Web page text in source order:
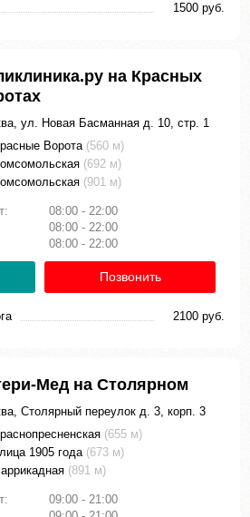
1500 руб.
на Красных
ул. Новая Басманная д. 10, стр. 1
Ворота (560 м)
(692 м)
(901 м)
08:00 - 22:00
08:00 - 22:00
08:00 - 22:00
Позвонить
2100 руб.
Мед на Столярном
Столярный переулок д. 3, корп. 3
(655 м)
1905 года (673 м)
(891 м)
09:00 - 21:00